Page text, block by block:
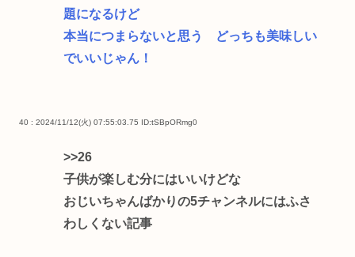
題になるけど
本当につまらないと思う どっちも美味しい
でいいじゃん！
40 : 2024/11/12(火) 07:55:03.75 ID:tSBpORmg0
>>26
子供が楽しむ分にはいいけどな
おじいちゃんばかりの5チャンネルにはふさ
わしくない記事